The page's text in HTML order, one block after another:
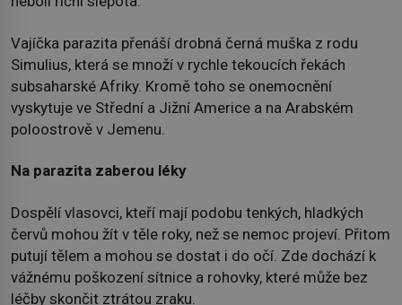
Vajíčka parazita přenáší drobná černá muška z rodu
Simulius, která se množí v rychle tekoucích řekách
subsaharské Afriky. Kromě toho se onemocnění
vyskytuje ve Střední a Jižní Americe a na Arabském
poloostrově v Jemenu.
Na parazita zaberou léky
Dospělí vlasovci, kteří mají podobu tenkých, hladkých
červů mohou žít v těle roky, než se nemoc projeví. Přitom
putují tělem a mohou se dostat i do očí. Zde dochází k
vážnému poškození sítnice a rohovky, které může bez
léčby skončit ztrátou zraku.